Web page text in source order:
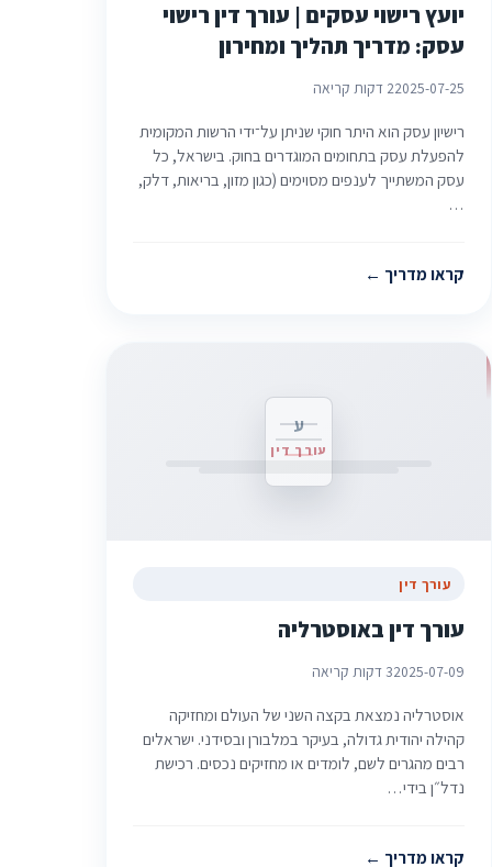
יועץ רישוי עסקים | עורך דין רישוי
עסק: מדריך תהליך ומחירון
2025-07-252 דקות קריאה
רישיון עסק הוא היתר חוקי שניתן על־ידי הרשות המקומית
להפעלת עסק בתחומים המוגדרים בחוק. בישראל, כל
עסק המשתייך לענפים מסוימים (כגון מזון, בריאות, דלק,
…
קראו מדריך
ע
עורך דין
עורך דין
עורך דין באוסטרליה
2025-07-093 דקות קריאה
אוסטרליה נמצאת בקצה השני של העולם ומחזיקה
קהילה יהודית גדולה, בעיקר במלבורן ובסידני. ישראלים
רבים מהגרים לשם, לומדים או מחזיקים נכסים. רכישת
נדל״ן בידי…
קראו מדריך